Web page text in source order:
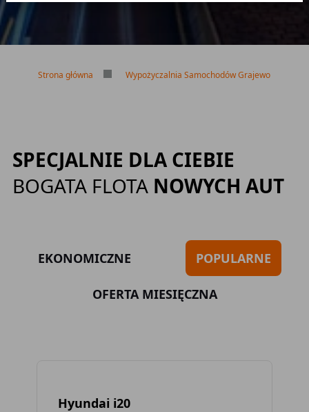
Strona główna Wypożyczalnia Samochodów Grajewo
SPECJALNIE DLA CIEBIE
BOGATA FLOTA NOWYCH AUT
EKONOMICZNE POPULARNE
OFERTA MIESIĘCZNA
Hyundai i20
nasi partnerzy. Szczegółowe informacje na temat
korzystania przez nas i naszych partnerów z plików cookie
oraz przetwarzania Twoich danych osobowych, w tym
dotyczące Twoich uprawnień, zawarte są w naszej